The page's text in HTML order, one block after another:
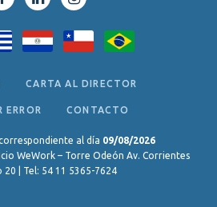
CARTA AL DIRECTOR
ERROR CONTACTO
al día 09/08/2026
WeWork – Torre Odeón Av. Corrientes
20 | Tel: 54 11 5365-7624